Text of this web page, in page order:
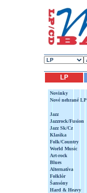
LP
Novinky
Nové nehrané LP
Jazz
Jazzrock/Fusion
Jazz Sk/Cz
Klasika
Folk/Country
World Music
Art-rock
Blues
Alternatíva
Folklór
Šansóny
Hard & Heavy